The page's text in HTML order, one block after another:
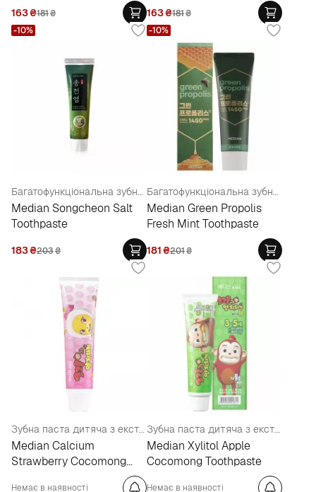
163₴181₴ 163₴181₴
Багатофункціональна зубна паста з екстрактом соснових голок та солі
Median Songcheon Salt
Toothpaste
183₴203₴
-10%
Багатофункціональна зубна паста із зеленим прополісом "Свіжа м'ята"
Median Green Propolis
Fresh Mint Toothpaste
181₴201₴
-10%
Зубна паста дитяча з екстрактом полуниці
Median Calcium
Strawberry Cocomong
Немає в наявності
Зубна паста дитяча з екстрактом яблука
Median Xylitol Apple
Cocomong Toothpaste
Немає в наявності